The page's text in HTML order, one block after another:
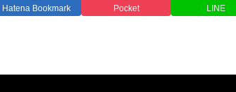
Hatena Bookmark Pocket LINE